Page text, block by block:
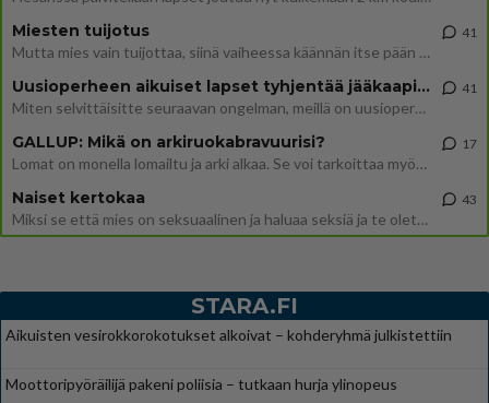
Miesten tuijotus
Mutta mies vain tuijottaa, siinä vaiheessa käännän itse pään pois. Mikä juttu? Yleensä jos joku tuijottaa tai katsoo, hä
41
Uusioperheen aikuiset lapset tyhjentää jääkaapin käydessään
Miten selvittäisitte seuraavan ongelman, meillä on uusioperhe, minulla teini-ikäiset lapset ja puolisolla aikuiset, jotk
41
GALLUP: Mikä on arkiruokabravuurisi?
Lomat on monella lomailtu ja arki alkaa. Se voi tarkoittaa myös sitä, että grillailut on grillattu ja palataan arjen ruo
17
Naiset kertokaa
Miksi se että mies on seksuaalinen ja haluaa seksiä ja te olette hänen mielestänne haluttava on vastenmielistä? Mikä sii
43
STARA.FI
Aikuisten vesirokkorokotukset alkoivat – kohderyhmä julkistettiin
Moottoripyöräilijä pakeni poliisia – tutkaan hurja ylinopeus